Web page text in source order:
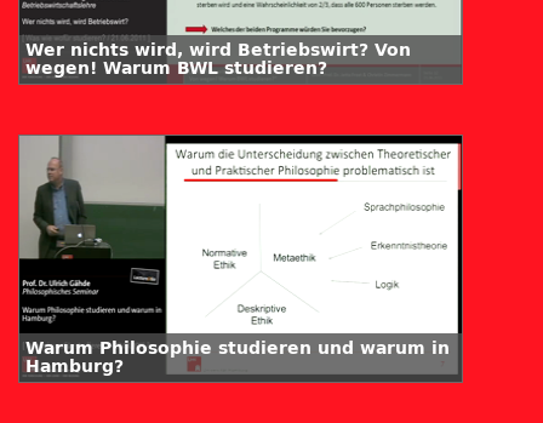
Wer nichts wird, wird Betriebswirt? Von
wegen! Warum BWL studieren?
Warum Philosophie studieren und warum in
Hamburg?